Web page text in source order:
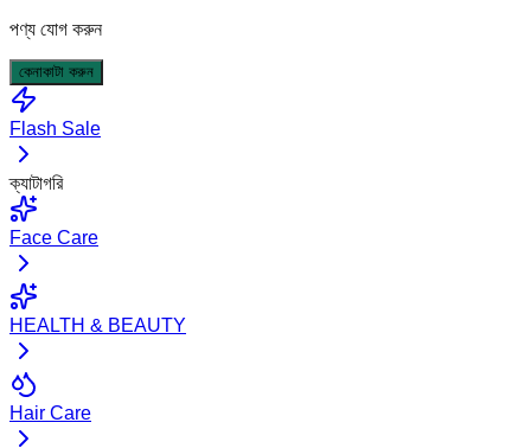
পণ্য যোগ করুন
কেনাকাটা করুন
Flash Sale
ক্যাটাগরি
Face Care
HEALTH & BEAUTY
Hair Care